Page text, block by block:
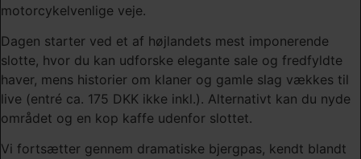
motorcykelvenlige veje.
Dagen starter ved et af højlandets mest imponerende
slotte, hvor du kan udforske elegante sale og fredfyldte
haver, mens historier om klaner og gamle slag vækkes til
live (entré ca. 175 DKK ikke inkl.). Alternativt kan du nyde
området og en kop kaffe udenfor slottet.
Vi fortsætter gennem dramatiske bjergpas, kendt blandt